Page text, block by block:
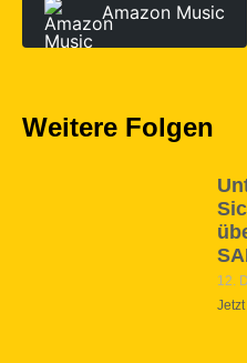
Amazon Music
Weitere Folgen
12.